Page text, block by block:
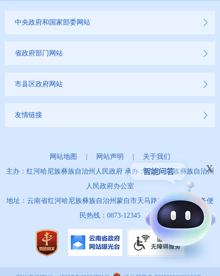
中央政府和国家部委网站
省政府部门网站
市县区政府网站
友情链接
网站地图 | 网站声明 | 关于我们
主办：红河哈尼族彝族自治州人民政府 承办：红河哈尼族彝族自治州
人民政府办公室
地址：云南省红河哈尼族彝族自治州蒙自市天马路67号 政务服务便
民热线：0873-12345
x